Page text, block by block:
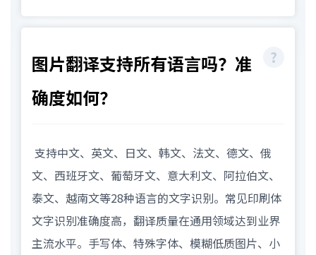
图片翻译支持所有语言吗？准
确度如何？
支持中文、英文、日文、韩文、法文、德文、俄
文、西班牙文、葡萄牙文、意大利文、阿拉伯文、
泰文、越南文等28种语言的文字识别。常见印刷体
文字识别准确度高，翻译质量在通用领域达到业界
主流水平。手写体、特殊字体、模糊低质图片、小